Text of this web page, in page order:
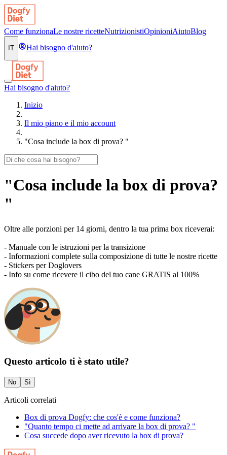
Come funzionaLe nostre ricetteNutrizionistiOpinioniAiutoBlog
IT Hai bisogno d'aiuto?
Hai bisogno d'aiuto?
Inizio
Il mio piano e il mio account
"Cosa include la box di prova? "
"Cosa include la box di prova?
"
Oltre alle porzioni per 14 giorni, dentro la tua prima box riceverai:
- Manuale con le istruzioni per la transizione
- Informazioni complete sulla composizione di tutte le nostre ricette
- Stickers per Doglovers
- Info su come ricevere il cibo del tuo cane GRATIS al 100%
Questo articolo ti è stato utile?
No Sì
Articoli correlati
Box di prova Dogfy: che cos'è e come funziona?
"Quanto tempo ci mette ad arrivare la box di prova? "
Cosa succede dopo aver ricevuto la box di prova?